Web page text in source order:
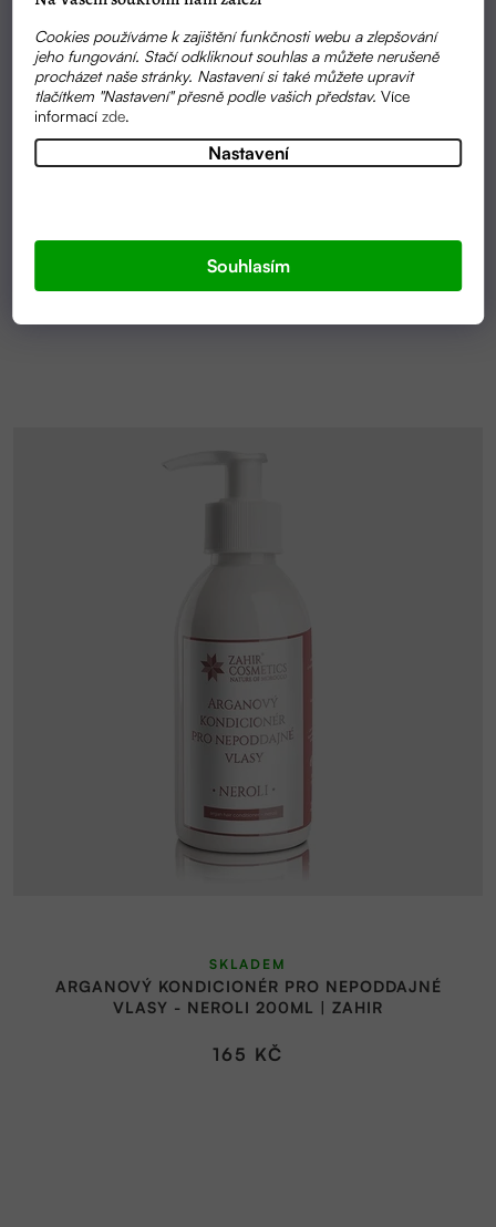
Cookies používáme k zajištění funkčnosti webu a zlepšování
jeho fungování. Stačí odkliknout souhlas a můžete nerušeně
procházet naše stránky. Nastavení si také můžete upravit
tlačítkem "Nastavení" přesně podle vašich představ.Více
informacízde.
Nastavení
Souhlasím
299 KČ
ARGANOVÝ KONDICIONÉR PRO NEPODDAJNÉ
VLASY - NEROLI 200ML | ZAHIR
SKLADEM
165 KČ